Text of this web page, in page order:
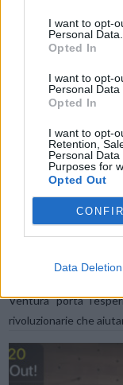
I want to opt-
Personal Data.
Opted In
I want to opt-
Personal Data
Opted In
I want to opt-
Retention,
Personal
Purposes for
Opted Out
Data Deletion
macOS
mondo Apple
macOS Ventura porta
Ventura porta
rivoluzionarie che